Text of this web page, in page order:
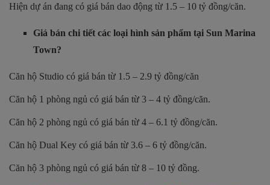
Hiện dự án đang có giá bán dao động từ 1.5 – 10 tỷ đồng/căn.
Giá bán chi tiết các loại hình sản phẩm tại Sun Marina
Town?
Căn hộ Studio có giá bán từ 1.5 – 2.9 tỷ đồng/căn
Căn hộ 1 phòng ngủ có giá bán từ 3 – 4 tỷ đồng/căn.
Căn hộ 2 phòng ngủ có giá bán từ 4 – 6.1 tỷ đồng/căn.
Căn hộ Dual Key có giá bán từ 3.6 – 6 tỷ đồng/căn.
Căn hộ 3 phòng ngủ có giá bán từ 8 – 10 tỷ đồng.